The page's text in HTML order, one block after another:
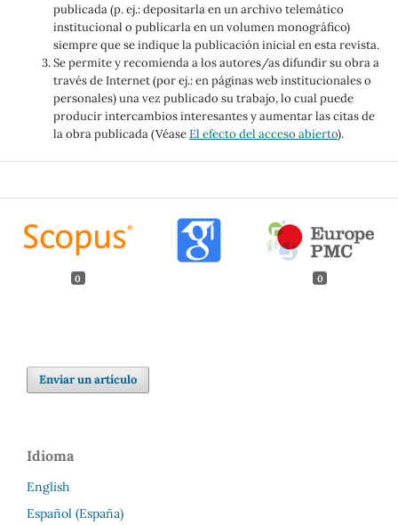
publicada (p. ej.: depositarla en un archivo telemático
institucional o publicarla en un volumen monográfico)
siempre que se indique la publicación inicial en esta revista.
Se permite y recomienda a los autores/as difundir su obra a
través de Internet (por ej.: en páginas web institucionales o
personales) una vez publicado su trabajo, lo cual puede
producir intercambios interesantes y aumentar las citas de
la obra publicada (VéaseEl efecto del acceso abierto).
0 0
Enviar un artículo
Idioma
English
Español (España)